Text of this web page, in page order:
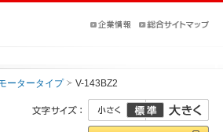
ータータイプ V-143BZ2